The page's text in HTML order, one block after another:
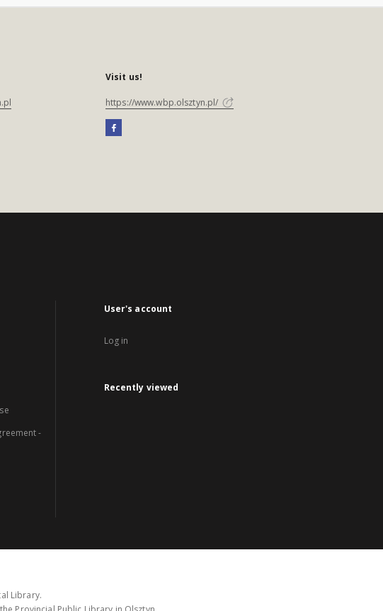
Visit us!
https://www.wbp.olsztyn.pl/
-
User's account
Log in
Recently viewed
Library.